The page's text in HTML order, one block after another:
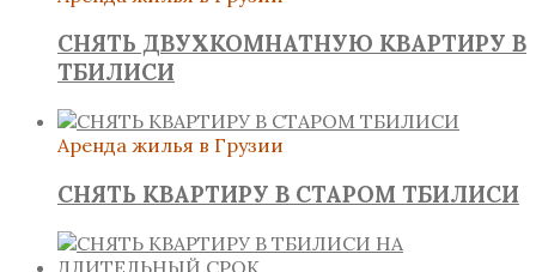
СНЯТЬ ДВУХКОМНАТНУЮ КВАРТИРУ В
ТБИЛИСИ
Аренда жилья в Грузии
СНЯТЬ КВАРТИРУ В СТАРОМ ТБИЛИСИ